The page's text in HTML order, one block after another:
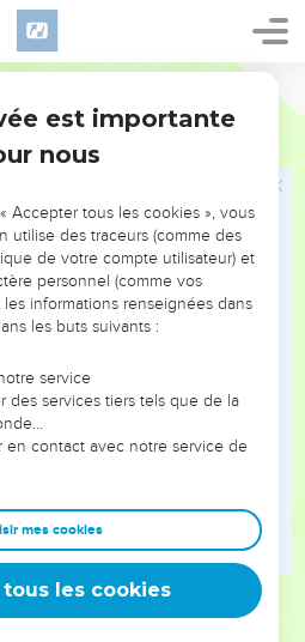
pas impuni, Mais la postérité
seulement le bien ; L'attente des
devient plus riche ; Et tel, qui
s'appauvrir.
Et celui qui arrose sera
celui qui le vend.
s'attire de la faveur, Mais celui
richesses tombera, Mais les
feuillage.
héritera du vent, Et l'insensé
de vie, Et le sage s'empare
est importante
nous
Accepter tous les cookies », vous
utilise des traceurs (comme des
de votre compte utilisateur) et
personnel (comme vos
informations renseignées dans
les buts suivants :
service
des services tiers tels que de la
en contact avec notre service de
mes cookies
les cookies